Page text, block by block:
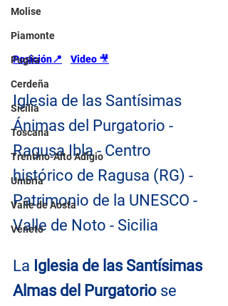
Molise
Piamonte
Puglia
Cerdeña
Sicilia
Toscana
Trentino-Alto Adigio
Umbría
Valle de Aosta
Véneto
Posición📍 Video 🎥
Iglesia de las Santísimas
Ánimas del Purgatorio -
Ragusa Ibla - Centro
histórico de Ragusa (RG) -
Patrimonio de la UNESCO -
Valle de Noto - Sicilia
La Iglesia de las Santísimas
Almas del Purgatorio se